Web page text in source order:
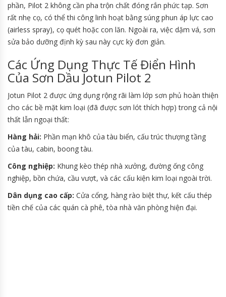
phần, Pilot 2 không cần pha trộn chất đóng rắn phức tạp. Sơn
rất nhẹ cọ, có thể thi công linh hoạt bằng súng phun áp lực cao
(airless spray), cọ quét hoặc con lăn. Ngoài ra, việc dặm vá, sơn
sửa bảo dưỡng định kỳ sau này cực kỳ đơn giản.
Các Ứng Dụng Thực Tế Điển Hình
Của Sơn Dầu Jotun Pilot 2
Jotun Pilot 2 được ứng dụng rộng rãi làm lớp sơn phủ hoàn thiện
cho các bề mặt kim loại (đã được sơn lót thích hợp) trong cả nội
thất lẫn ngoại thất:
Hàng hải: Phần mạn khô của tàu biển, cấu trúc thượng tầng
của tàu, cabin, boong tàu.
Công nghiệp: Khung kèo thép nhà xưởng, đường ống công
nghiệp, bồn chứa, cầu vượt, và các cấu kiện kim loại ngoài trời.
Dân dụng cao cấp: Cửa cổng, hàng rào biệt thự, kết cấu thép
tiền chế của các quán cà phê, tòa nhà văn phòng hiện đại.